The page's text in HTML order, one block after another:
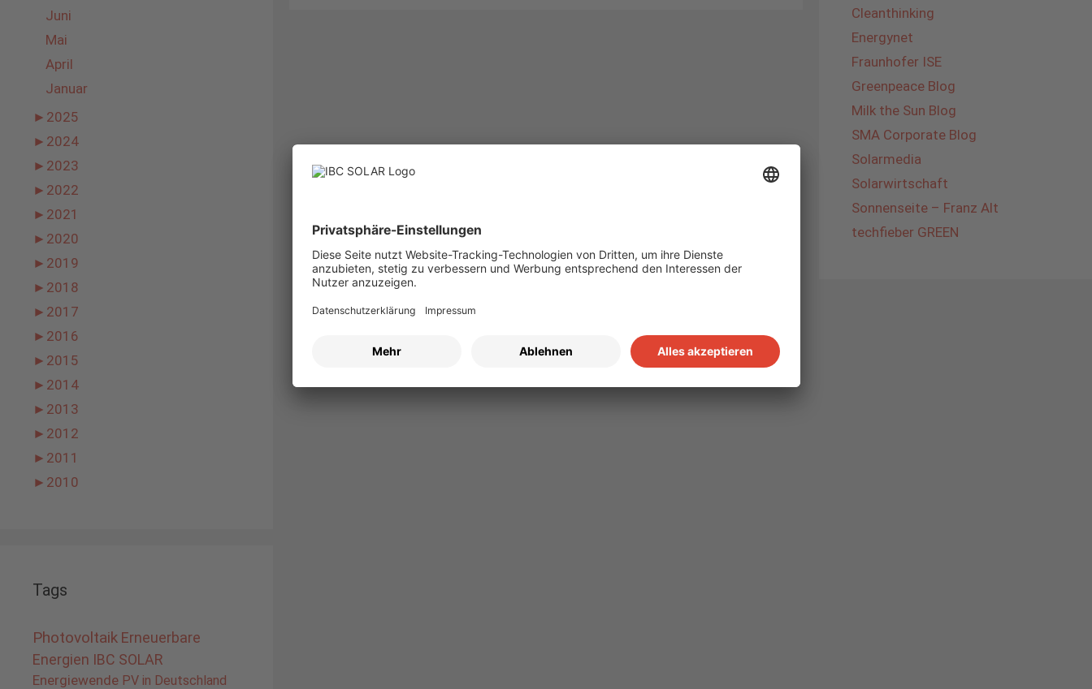
Juni
Mai
April
Januar
► 2025
► 2024
► 2023
► 2022
► 2021
► 2020
► 2019
► 2018
► 2017
► 2016
► 2015
► 2014
► 2013
► 2012
► 2011
► 2010
Tags
Photovoltaik Erneuerbare
Energien IBC SOLAR
Energiewende PV in Deutschland
Cleanthinking
Energynet
Fraunhofer ISE
Greenpeace Blog
Milk the Sun Blog
SMA Corporate Blog
Solarmedia
Solarwirtschaft
Sonnenseite – Franz Alt
techfieber GREEN